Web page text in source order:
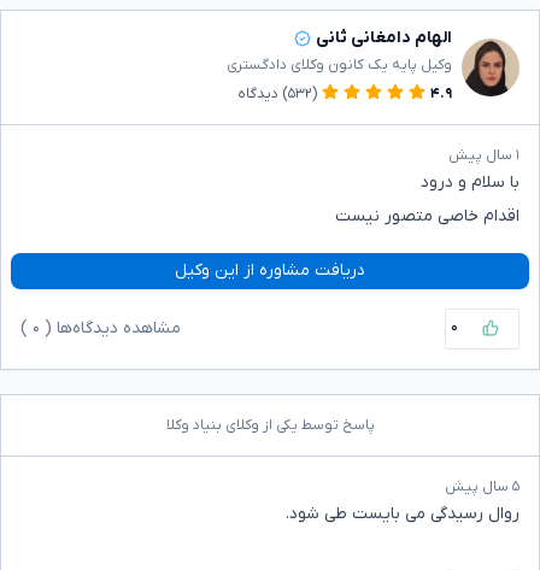
الهام دامغانی ثانی
وکیل پایه یک کانون وکلای دادگستری
۴.۹
(۵۳۲) دیدگاه
۱ سال پیش
با سلام و درود
اقدام خاصی متصور نیست
دریافت مشاوره از این وکیل
۰ مشاهده دیدگاه‌ها ( ۰
پاسخ توسط یکی از وکلای بنیاد وکلا
۵ سال پیش
روال رسیدگی می بایست طی شود.